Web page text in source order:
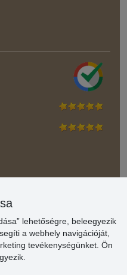
lehetőségre, beleegyezik
a webhely navigációját,
tevékenységünket. Ön